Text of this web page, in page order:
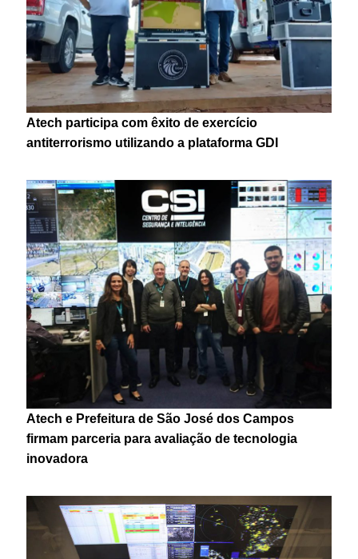
Atech participa com êxito de exercício
antiterrorismo utilizando a plataforma GDI
Atech e Prefeitura de São José dos Campos
firmam parceria para avaliação de tecnologia
inovadora